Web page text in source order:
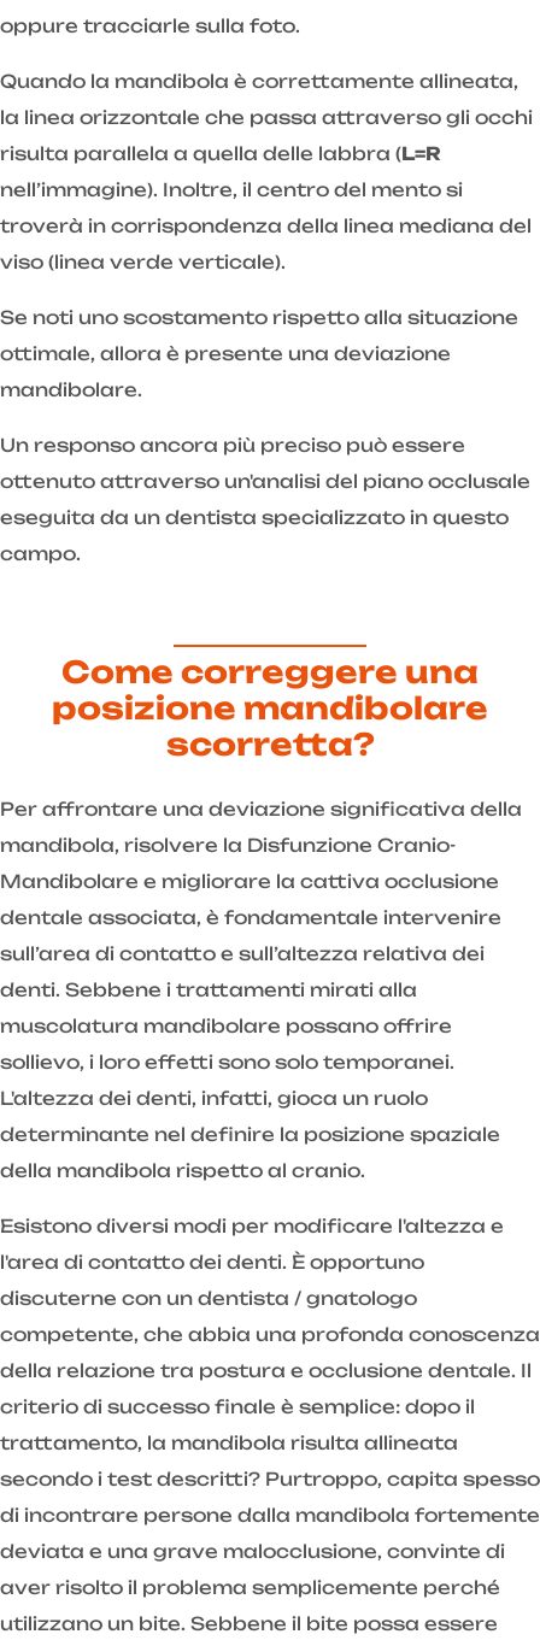
oppure tracciarle sulla foto.
Quando la mandibola è correttamente allineata,
la linea orizzontale che passa attraverso gli occhi
risulta parallela a quella delle labbra (L=R
nell’immagine). Inoltre, il centro del mento si
troverà in corrispondenza della linea mediana del
viso (linea verde verticale).
Se noti uno scostamento rispetto alla situazione
ottimale, allora è presente una deviazione
mandibolare.
Un responso ancora più preciso può essere
ottenuto attraverso un'analisi del piano occlusale
eseguita da un dentista specializzato in questo
campo.
Come correggere una
posizione mandibolare
scorretta?
Per affrontare una deviazione significativa della
mandibola, risolvere la Disfunzione Cranio-
Mandibolare e migliorare la cattiva occlusione
dentale associata, è fondamentale intervenire
sull’area di contatto e sull’altezza relativa dei
denti. Sebbene i trattamenti mirati alla
muscolatura mandibolare possano offrire
sollievo, i loro effetti sono solo temporanei.
L'altezza dei denti, infatti, gioca un ruolo
determinante nel definire la posizione spaziale
della mandibola rispetto al cranio.
Esistono diversi modi per modificare l'altezza e
l'area di contatto dei denti. È opportuno
discuterne con un dentista / gnatologo
competente, che abbia una profonda conoscenza
della relazione tra postura e occlusione dentale. Il
criterio di successo finale è semplice: dopo il
trattamento, la mandibola risulta allineata
secondo i test descritti? Purtroppo, capita spesso
di incontrare persone dalla mandibola fortemente
deviata e una grave malocclusione, convinte di
aver risolto il problema semplicemente perché
utilizzano un bite. Sebbene il bite possa essere